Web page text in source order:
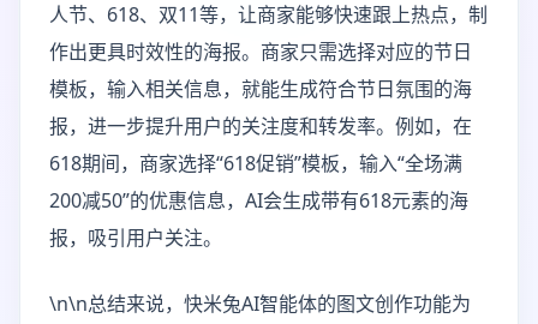
人节、618、双11等，让商家能够快速跟上热点，制
作出更具时效性的海报。商家只需选择对应的节日
模板，输入相关信息，就能生成符合节日氛围的海
报，进一步提升用户的关注度和转发率。例如，在
618期间，商家选择“618促销”模板，输入“全场满
200减50”的优惠信息，AI会生成带有618元素的海
报，吸引用户关注。
\n\n总结来说，快米兔AI智能体的图文创作功能为